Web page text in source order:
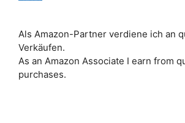
Als Amazon-Partner verdiene ich an
Verkäufen.
As an Amazon Associate I earn from
purchases.